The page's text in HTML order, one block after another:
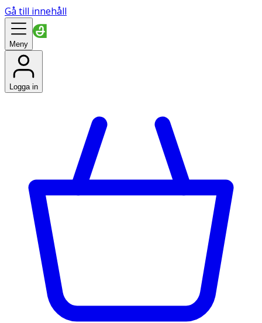
Gå till innehåll
Meny
Logga in